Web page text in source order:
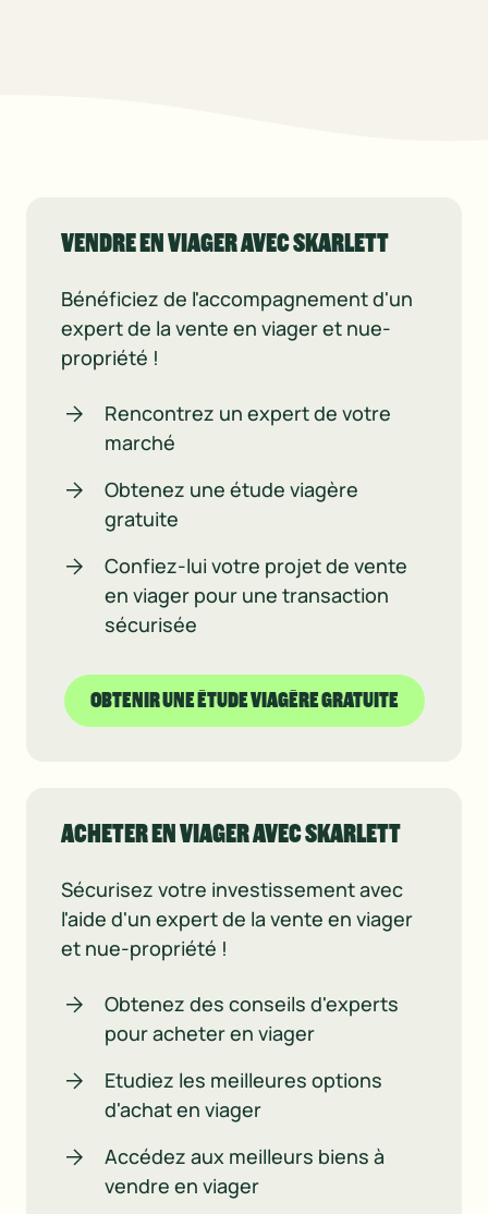
VENDRE EN VIAGER AVEC SKARLETT
Bénéficiez de l'accompagnement d'un
expert de la vente en viager et nue-
propriété !
Rencontrez un expert de votre
marché
Obtenez une étude viagère
gratuite
Confiez-lui votre projet de vente
en viager pour une transaction
sécurisée
OBTENIR UNE ÉTUDE VIAGÈRE GRATUITE
ACHETER EN VIAGER AVEC SKARLETT
Sécurisez votre investissement avec
l'aide d'un expert de la vente en viager
et nue-propriété !
Obtenez des conseils d'experts
pour acheter en viager
Etudiez les meilleures options
d'achat en viager
Accédez aux meilleurs biens à
vendre en viager